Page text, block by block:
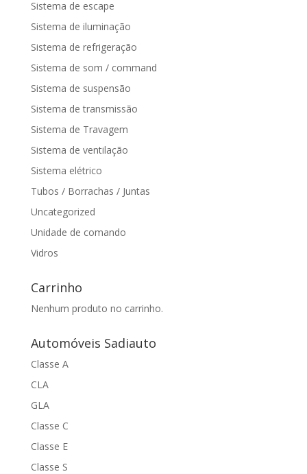
Sistema de escape
Sistema de iluminação
Sistema de refrigeração
Sistema de som / command
Sistema de suspensão
Sistema de transmissão
Sistema de Travagem
Sistema de ventilação
Sistema elétrico
Tubos / Borrachas / Juntas
Uncategorized
Unidade de comando
Vidros
Carrinho
Nenhum produto no carrinho.
Automóveis Sadiauto
Classe A
CLA
GLA
Classe C
Classe E
Classe S